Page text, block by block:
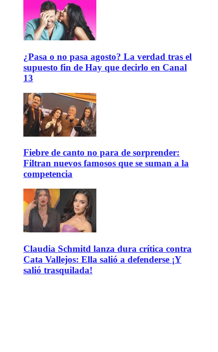
¿Pasa o no pasa agosto? La verdad tras el
supuesto fin de Hay que decirlo en Canal
13
Fiebre de canto no para de sorprender:
Filtran nuevos famosos que se suman a la
competencia
Claudia Schmitd lanza dura crítica contra
Cata Vallejos: Ella salió a defenderse ¡Y
salió trasquilada!